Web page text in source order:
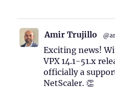
Amir Trujillo
Exciting news!
VPX 14.1-51.x
officially a
NetScaler. 👏